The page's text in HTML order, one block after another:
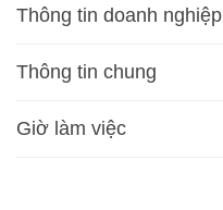
Thông tin doanh nghiệp
Thông tin chung
Giờ làm việc